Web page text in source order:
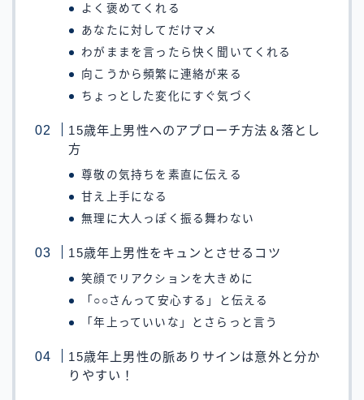
よく褒めてくれる
あなたに対してだけマメ
わがままを言ったら快く聞いてくれる
向こうから頻繁に連絡が来る
ちょっとした変化にすぐ気づく
15歳年上男性へのアプローチ方法＆落とし
方
尊敬の気持ちを素直に伝える
甘え上手になる
無理に大人っぽく振る舞わない
15歳年上男性をキュンとさせるコツ
笑顔でリアクションを大きめに
「○○さんって安心する」と伝える
「年上っていいな」とさらっと言う
15歳年上男性の脈ありサインは意外と分か
りやすい！